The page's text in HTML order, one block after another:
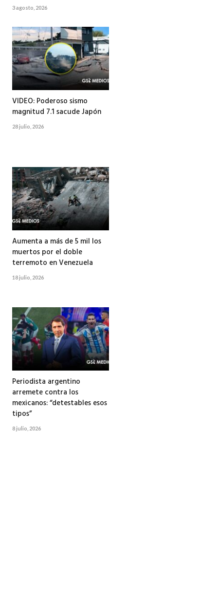
3 agosto, 2026
VIDEO: Poderoso sismo
magnitud 7.1 sacude Japón
28 julio, 2026
Aumenta a más de 5 mil los
muertos por el doble
terremoto en Venezuela
18 julio, 2026
Periodista argentino
arremete contra los
mexicanos: “detestables esos
tipos”
8 julio, 2026